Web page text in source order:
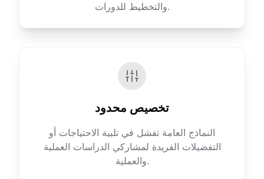
والتخطيط للدورات.
تخصيص محدود
النماذج العامة تفشل في تلبية الاحتياجات أو
التفضيلات الفريدة لمشاركي الدراسات العملية
والعملية.